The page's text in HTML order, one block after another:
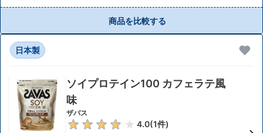
商品を比較する
日本製
ソイプロテイン100 カフェラテ風
味
ザバス
4.0(1件)